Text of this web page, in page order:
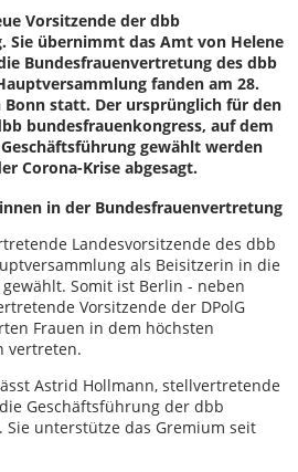
Vorsitzende der dbb
Sie übernimmt das Amt von Helene
Bundesfrauenvertretung des dbb
fanden am 28.
Bonn statt. Der ursprünglich für den
bundesfrauenkongress, auf dem
gewählt werden
Corona-Krise abgesagt.
in der Bundesfrauenvertretung
Landesvorsitzende des dbb
als Beisitzerin in die
Somit ist Berlin - neben
Vorsitzende der DPolG
Frauen in dem höchsten
vertreten.
Astrid Hollmann, stellvertretende
Geschäftsführung der dbb
unterstütze das Gremium seit